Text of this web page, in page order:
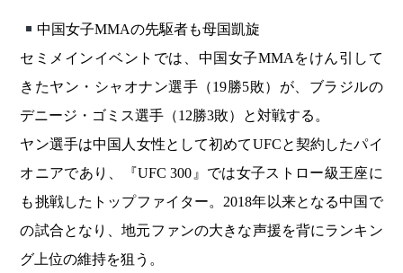
中国女子MMAの先駆者も母国凱旋
セミメインイベントでは、中国女子MMAをけん引して
きたヤン・シャオナン選手（19勝5敗）が、ブラジルの
デニージ・ゴミス選手（12勝3敗）と対戦する。
ヤン選手は中国人女性として初めてUFCと契約したパイ
オニアであり、『UFC 300』では女子ストロー級王座に
も挑戦したトップファイター。2018年以来となる中国で
の試合となり、地元ファンの大きな声援を背にランキン
グ上位の維持を狙う。